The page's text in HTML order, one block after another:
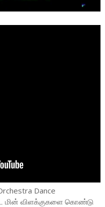
Dance
மின் விளக்குகளை கொண்டு